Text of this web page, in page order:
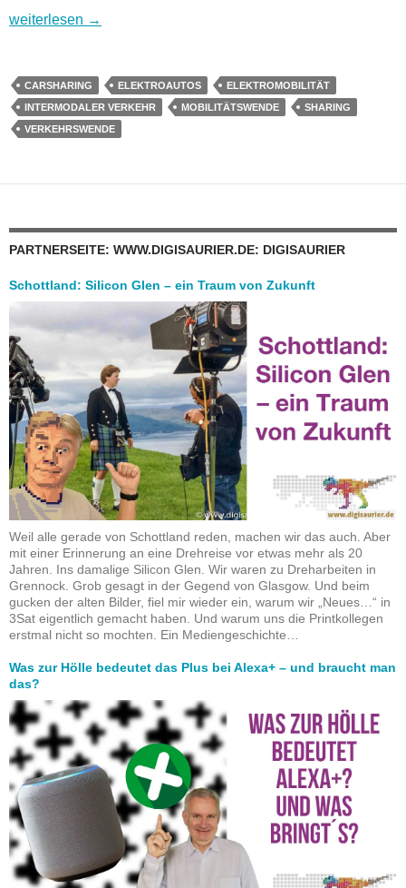
Wohin geht es in Digitalien? Überklick 7: Verkehrswende
weiterlesen →
CARSHARING ELEKTROAUTOS
ELEKTROMOBILITÄT
INTERMODALER VERKEHR
MOBILITÄTSWENDE
SHARING
VERKEHRSWENDE
PARTNERSEITE: WWW.DIGISAURIER.DE: DIGISAURIER
Schottland: Silicon Glen – ein Traum von Zukunft
Weil alle gerade von Schottland reden, machen wir das auch. Aber
mit einer Erinnerung an eine Drehreise vor etwas mehr als 20
Jahren. Ins damalige Silicon Glen. Wir waren zu Dreharbeiten in
Grennock. Grob gesagt in der Gegend von Glasgow. Und beim
gucken der alten Bilder, fiel mir wieder ein, warum wir „Neues…“ in
3Sat eigentlich gemacht haben. Und warum uns die Printkollegen
erstmal nicht so mochten. Ein Mediengeschichte…
Was zur Hölle bedeutet das Plus bei Alexa+ – und braucht man
das?